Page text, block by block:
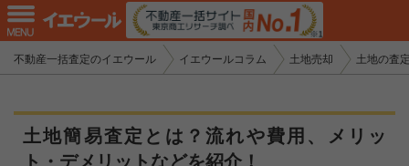
不動産一括査定のイエウール イエウールコラム 土地売却 土地の査
土地簡易査定とは？流れや費用、メリッ
ト・デメリットなどを紹介！